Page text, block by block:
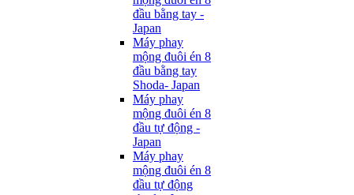
đầu bằng tay -
Japan
Máy phay
mộng đuôi én 8
đầu bằng tay
Shoda- Japan
Máy phay
mộng đuôi én 8
đầu tự động -
Japan
Máy phay
mộng đuôi én 8
đầu tự động